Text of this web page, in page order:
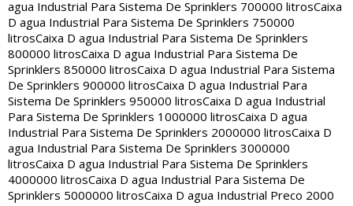
agua Industrial Para Sistema De Sprinklers 700000 litrosCaixa
D agua Industrial Para Sistema De Sprinklers 750000
litrosCaixa D agua Industrial Para Sistema De Sprinklers
800000 litrosCaixa D agua Industrial Para Sistema De
Sprinklers 850000 litrosCaixa D agua Industrial Para Sistema
De Sprinklers 900000 litrosCaixa D agua Industrial Para
Sistema De Sprinklers 950000 litrosCaixa D agua Industrial
Para Sistema De Sprinklers 1000000 litrosCaixa D agua
Industrial Para Sistema De Sprinklers 2000000 litrosCaixa D
agua Industrial Para Sistema De Sprinklers 3000000
litrosCaixa D agua Industrial Para Sistema De Sprinklers
4000000 litrosCaixa D agua Industrial Para Sistema De
Sprinklers 5000000 litrosCaixa D agua Industrial Preco 2000